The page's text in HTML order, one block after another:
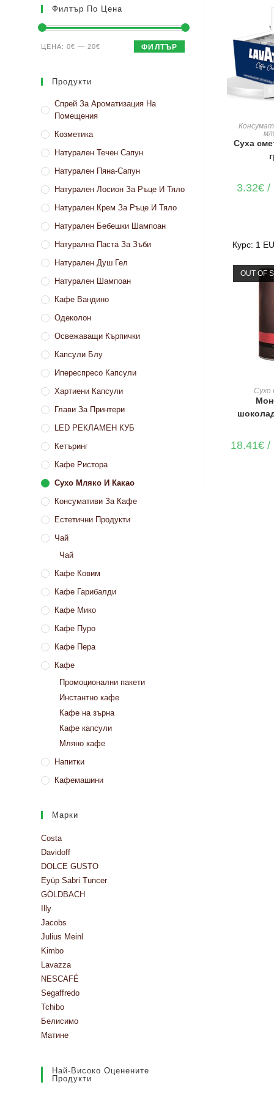
Суха
3.32€ /
Курс: 1
OUT OF
Сухо
18.41€ /
Филтър По Цена
Минимална
Максимална
ФИЛТЪР
ЦЕНА:0€ —20€
Продукти
Спрей За Ароматизация На
Помещения
Козметика
Натурален Течен Сапун
Натурален Пяна-Сапун
Натурален Лосион За Ръце И Тяло
Натурален Крем За Ръце И Тяло
Натурален Бебешки Шампоан
Натурална Паста За Зъби
Натурален Душ Гел
Натурален Шампоан
Кафе Вандино
Одеколон
Освежаващи Кърпички
Капсули Блу
Ипереспресо Капсули
Хартиени Капсули
Глави За Принтери
LED РЕКЛАМЕН КУБ
Кетъринг
Кафе Ристора
Сухо Мляко И Какао
Консумативи За Кафе
Естетични Продукти
Чай
Чай
Кафе Ковим
Кафе Гарибалди
Кафе Мико
Кафе Пуро
Кафе Пера
Кафе
Промоционални пакети
Инстантно кафе
Кафе на зърна
Кафе капсули
Мляно кафе
Напитки
Кафемашини
Марки
Costa
Davidoff
DOLCE GUSTO
Eyüp Sabri Tuncer
GÖLDBACH
Illy
Jacobs
Julius Meinl
Kimbo
Lavazza
NESCAFÉ
Segaffredo
Tchibo
Белисимо
Матине
Най-Високо Оценените
Продукти